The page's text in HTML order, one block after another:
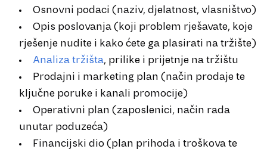
Osnovni podaci (naziv, djelatnost, vlasništvo)
Opis poslovanja (koji problem rješavate, koje
rješenje nudite i kako ćete ga plasirati na tržište)
Analiza tržišta, prilike i prijetnje na tržištu
Prodajni i marketing plan (način prodaje te
ključne poruke i kanali promocije)
Operativni plan (zaposlenici, način rada
unutar poduzeća)
Financijski dio (plan prihoda i troškova te